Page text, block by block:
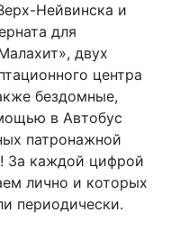
Нейвинска и
для
двух
центра
бездомные,
в Автобус
патронажной
За каждой цифрой
лично и которых
периодически.